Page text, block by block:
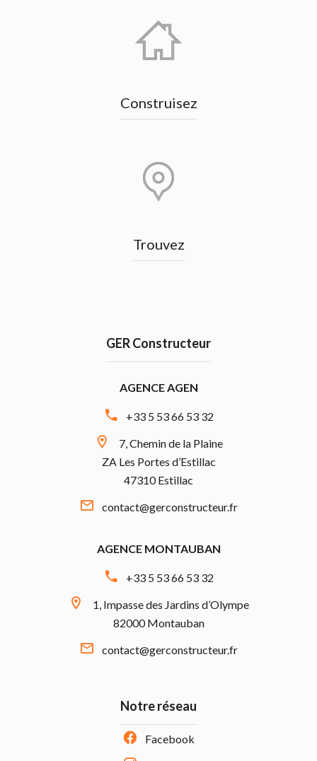
Construisez
Trouvez
GER Constructeur
AGENCE AGEN
+33 5 53 66 53 32
7, Chemin de la Plaine
ZA Les Portes d’Estillac
47310 Estillac
contact@gerconstructeur.fr
AGENCE MONTAUBAN
+33 5 53 66 53 32
1, Impasse des Jardins d’Olympe
82000 Montauban
contact@gerconstructeur.fr
Notre réseau
Facebook